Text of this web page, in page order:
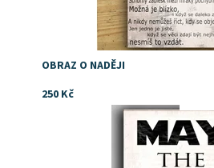
OBRAZ O NADĚJI
250 Kč
Skladem